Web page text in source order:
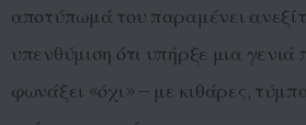
αποτύπωμά του παραμένει
υπενθύμιση ότι υπήρξε μια
φωνάξει «όχι» – με κιθάρες,